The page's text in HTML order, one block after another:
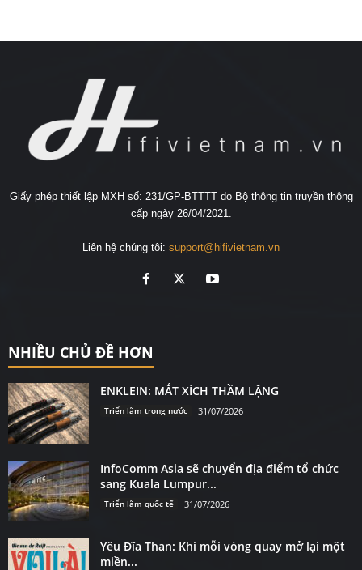
Giấy phép thiết lập MXH số: 231/GP-BTTTT do Bộ thông tin truyền thông
cấp ngày 26/04/2021.
Liên hệ chúng tôi: support@hifivietnam.vn
NHIỀU CHỦ ĐỀ HƠN
ENKLEIN: MẮT XÍCH THẦM LẶNG
Triển lãm trong nước 31/07/2026
InfoComm Asia sẽ chuyển địa điểm tổ chức
sang Kuala Lumpur...
Triển lãm quốc tế 31/07/2026
Yêu Đĩa Than: Khi mỗi vòng quay mở lại một
miền...